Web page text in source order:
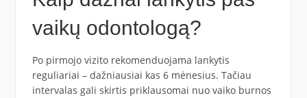
vaikų odontologą?
Po pirmojo vizito rekomenduojama lankytis
reguliariai – dažniausiai kas 6 mėnesius. Tačiau
intervalas gali skirtis priklausomai nuo vaiko burnos